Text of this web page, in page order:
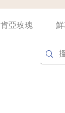
肯亞玫瑰